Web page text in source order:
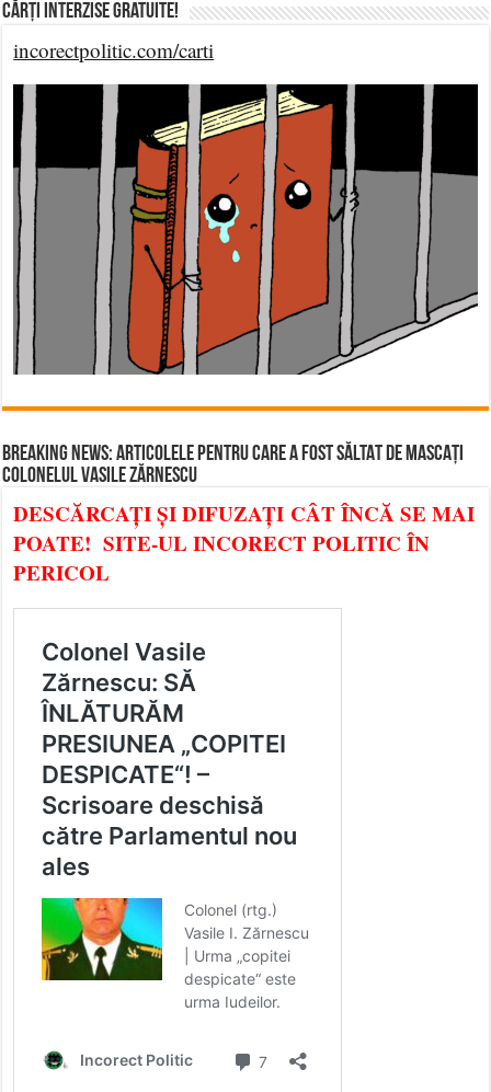
Cărți Interzise Gratuite!
incorectpolitic.com/carti
BREAKING NEWS: ARTICOLELE PENTRU CARE A FOST SĂLTAT DE MASCAȚI
COLONELUL VASILE ZĂRNESCU
DESCĂRCAȚI ȘI DIFUZAȚI CÂT ÎNCĂ SE MAI
POATE! SITE-UL INCORECT POLITIC ÎN
PERICOL